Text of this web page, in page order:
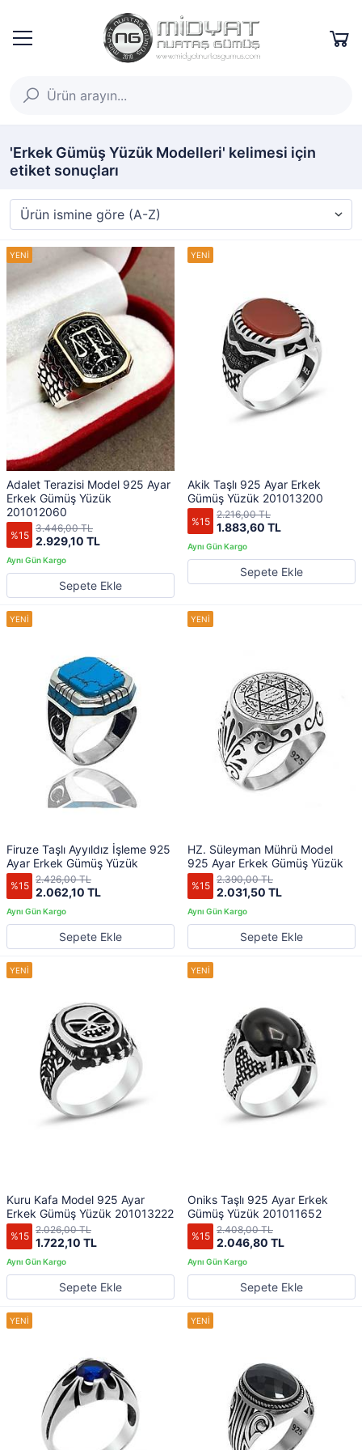
'Erkek Gümüş Yüzük Modelleri' kelimesi için
etiket sonuçları
Adalet Terazisi Model 925 Ayar
Erkek Gümüş Yüzük
201012060
%15 2.929,10 TL
3.446,00 TL
Sepete Ekle
Akik Taşlı 925 Ayar Erkek
Gümüş Yüzük 201013200
%15 1.883,60 TL
2.216,00 TL
Sepete Ekle
Firuze Taşlı Ayyıldız İşleme 925
Ayar Erkek Gümüş Yüzük
%15 2.062,10 TL
2.426,00 TL
Sepete Ekle
HZ. Süleyman Mührü Model
925 Ayar Erkek Gümüş Yüzük
%15 2.031,50 TL
2.390,00 TL
Sepete Ekle
Kuru Kafa Model 925 Ayar
Erkek Gümüş Yüzük 201013222
%15 1.722,10 TL
2.026,00 TL
Sepete Ekle
Oniks Taşlı 925 Ayar Erkek
Gümüş Yüzük 201011652
%15 2.046,80 TL
2.408,00 TL
Sepete Ekle